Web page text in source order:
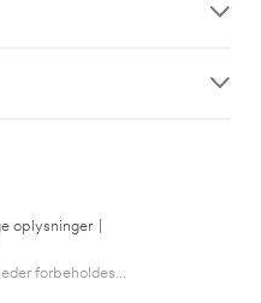
oplysninger
forbeholdes...